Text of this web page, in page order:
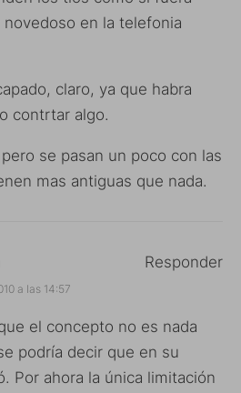
en la telefonia
claro, ya que habra
contrtar algo.
se pasan un poco con las
mas antiguas que nada.
a las 14:57
el concepto no es nada
podría decir que en su
Por ahora la única limitación
Responder